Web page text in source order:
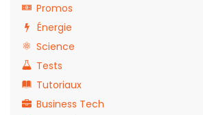
Promos
Énergie
Science
Tests
Tutoriaux
Business Tech